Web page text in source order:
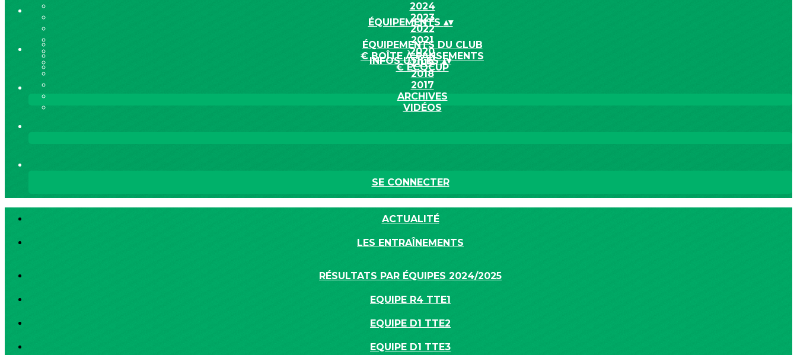
2024
2023
2022
2021
2020
2019
2018
2017
ARCHIVES
VIDÉOS
ÉQUIPEMENTS ▴▾
ÉQUIPEMENTS DU CLUB
€ BOÎTE À PANSEMENTS
€ ÉCOCUP
INFOS UTILES▴▾
SE CONNECTER
ACTUALITÉ
LES ENTRAÎNEMENTS
RÉSULTATS PAR ÉQUIPES 2024/2025
EQUIPE R4 TTE1
EQUIPE D1 TTE2
EQUIPE D1 TTE3